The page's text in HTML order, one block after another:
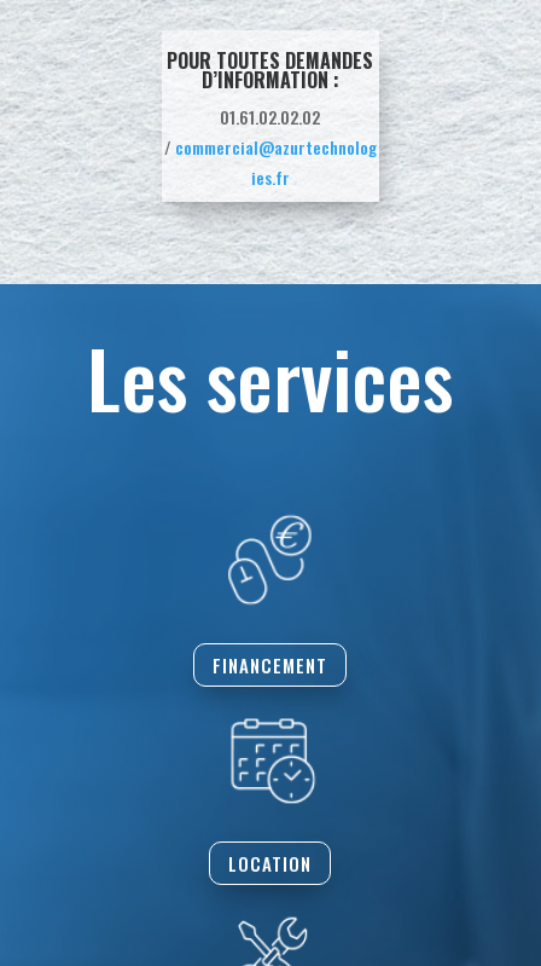
POUR TOUTES DEMANDES
D’INFORMATION :
01.61.02.02.02
/ commercial@azurtechnolog
ies.fr
Les services
FINANCEMENT
LOCATION